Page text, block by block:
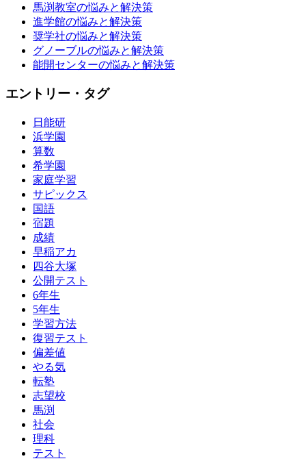
馬渕教室の悩みと解決策
進学館の悩みと解決策
奨学社の悩みと解決策
グノーブルの悩みと解決策
能開センターの悩みと解決策
エントリー・タグ
日能研
浜学園
算数
希学園
家庭学習
サピックス
国語
宿題
成績
早稲アカ
四谷大塚
公開テスト
6年生
5年生
学習方法
復習テスト
偏差値
やる気
転塾
志望校
馬渕
社会
理科
テスト